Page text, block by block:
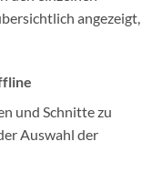
angezeigt,
und Schnitte zu
Auswahl der